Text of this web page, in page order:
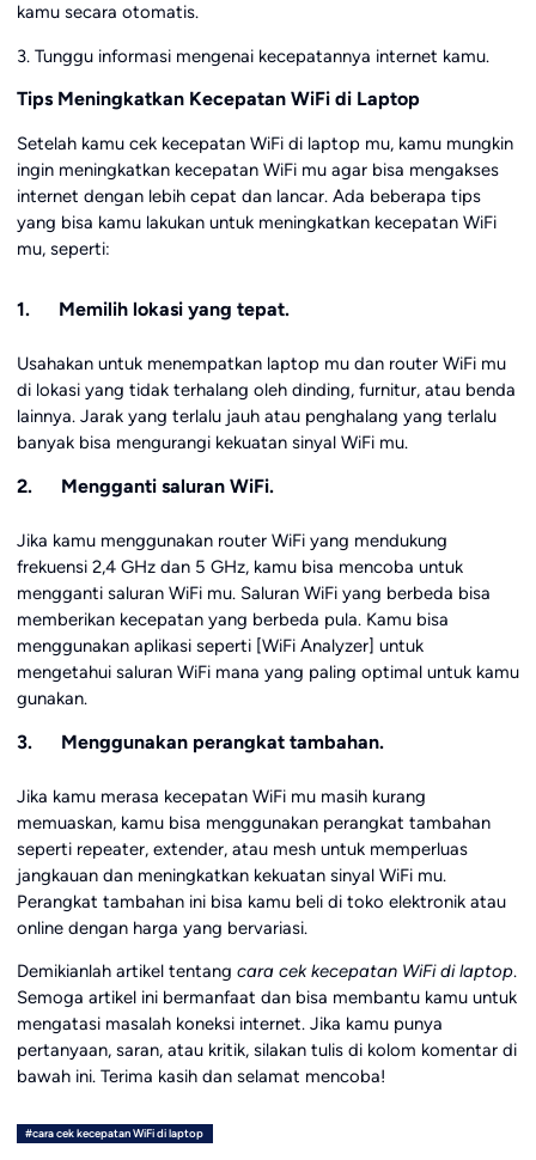
kamu secara otomatis.
3. Tunggu informasi mengenai kecepatannya internet kamu.
Tips Meningkatkan Kecepatan WiFi di Laptop
Setelah kamu cek kecepatan WiFi di laptop mu, kamu mungkin
ingin meningkatkan kecepatan WiFi mu agar bisa mengakses
internet dengan lebih cepat dan lancar. Ada beberapa tips
yang bisa kamu lakukan untuk meningkatkan kecepatan WiFi
mu, seperti:
1. Memilih lokasi yang tepat.
Usahakan untuk menempatkan laptop mu dan router WiFi mu
di lokasi yang tidak terhalang oleh dinding, furnitur, atau benda
lainnya. Jarak yang terlalu jauh atau penghalang yang terlalu
banyak bisa mengurangi kekuatan sinyal WiFi mu.
2. Mengganti saluran WiFi.
Jika kamu menggunakan router WiFi yang mendukung
frekuensi 2,4 GHz dan 5 GHz, kamu bisa mencoba untuk
mengganti saluran WiFi mu. Saluran WiFi yang berbeda bisa
memberikan kecepatan yang berbeda pula. Kamu bisa
menggunakan aplikasi seperti [WiFi Analyzer] untuk
mengetahui saluran WiFi mana yang paling optimal untuk kamu
gunakan.
3. Menggunakan perangkat tambahan.
Jika kamu merasa kecepatan WiFi mu masih kurang
memuaskan, kamu bisa menggunakan perangkat tambahan
seperti repeater, extender, atau mesh untuk memperluas
jangkauan dan meningkatkan kekuatan sinyal WiFi mu.
Perangkat tambahan ini bisa kamu beli di toko elektronik atau
online dengan harga yang bervariasi.
Demikianlah artikel tentang cara cek kecepatan WiFi di laptop.
Semoga artikel ini bermanfaat dan bisa membantu kamu untuk
mengatasi masalah koneksi internet. Jika kamu punya
pertanyaan, saran, atau kritik, silakan tulis di kolom komentar di
bawah ini. Terima kasih dan selamat mencoba!
#cara cek kecepatan WiFi di laptop